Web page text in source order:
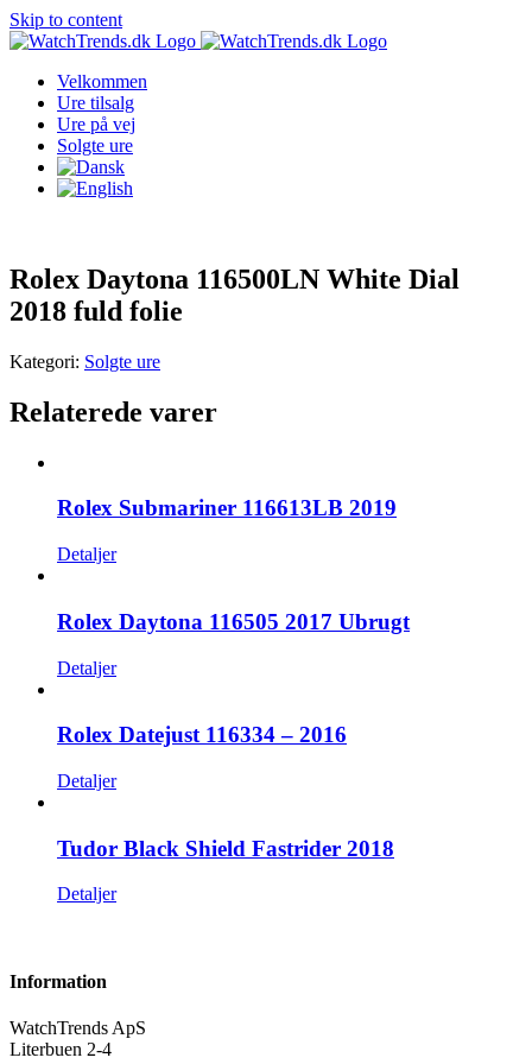
Skip to content
Velkommen
Ure tilsalg
Ure på vej
Solgte ure
Rolex Daytona 116500LN White Dial
2018 fuld folie
Kategori: Solgte ure
Relaterede varer
Rolex Submariner 116613LB 2019
Detaljer
Rolex Daytona 116505 2017 Ubrugt
Detaljer
Rolex Datejust 116334 – 2016
Detaljer
Tudor Black Shield Fastrider 2018
Detaljer
Information
WatchTrends ApS
Literbuen 2-4